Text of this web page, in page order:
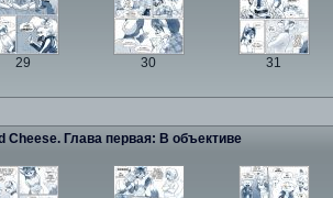
29 30 31
Cheese. Глава первая: В объективе